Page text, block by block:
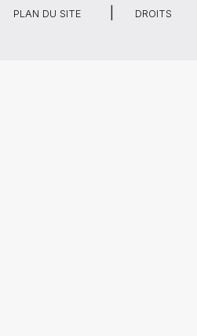
PLAN DU SITE DROITS